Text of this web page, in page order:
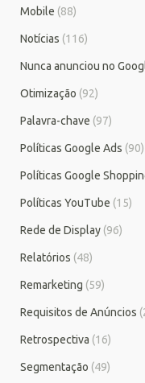
Mobile (88)
Notícias (116)
Nunca anunciou no
Otimização (92)
Palavra-chave (97)
Políticas Google Ads (90)
Políticas Google
Políticas YouTube (15)
Rede de Display (96)
Relatórios (48)
Remarketing (59)
Requisitos de Anúncios
Retrospectiva (16)
Segmentação (49)